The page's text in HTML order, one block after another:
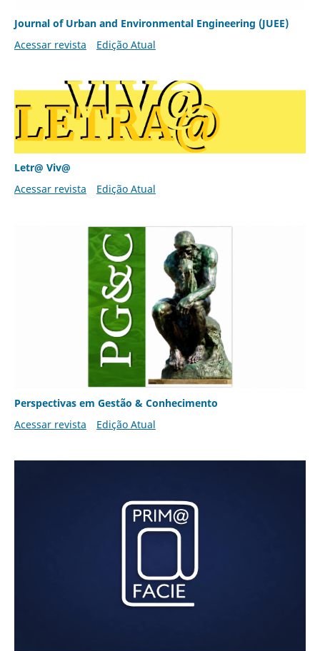
Journal of Urban and Environmental Engineering (JUEE)
Acessar revista
Edição Atual
Letr@ Viv@
Acessar revista
Edição Atual
Perspectivas em Gestão & Conhecimento
Acessar revista
Edição Atual